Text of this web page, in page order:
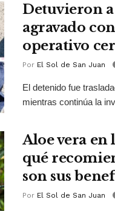
Detuvieron
agravado
operativo
Por El Sol de San Juan
El detenido fue
mientras continúa la
Aloe vera en
qué
son sus
Por El Sol de San Juan